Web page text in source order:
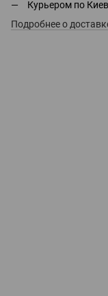
Курьером по
Подробнее о